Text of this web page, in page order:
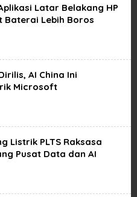
Latar Belakang HP
Baterai Lebih Boros
AI China Ini
Microsoft
Listrik PLTS Raksasa
Pusat Data dan AI